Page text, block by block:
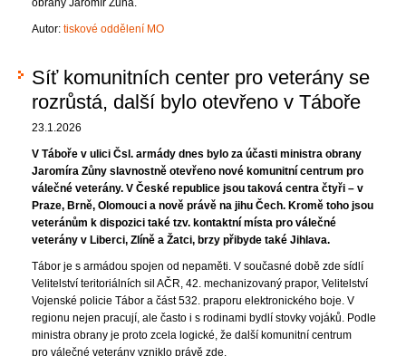
obrany Jaromír Zůna.
Autor: tiskové oddělení MO
Síť komunitních center pro veterány se
rozrůstá, další bylo otevřeno v Táboře
23.1.2026
V Táboře v ulici Čsl. armády dnes bylo za účasti ministra obrany
Jaromíra Zůny slavnostně otevřeno nové komunitní centrum pro
válečné veterány. V České republice jsou taková centra čtyři – v
Praze, Brně, Olomouci a nově právě na jihu Čech. Kromě toho jsou
veteránům k dispozici také tzv. kontaktní místa pro válečné
veterány v Liberci, Zlíně a Žatci, brzy přibyde také Jihlava.
Tábor je s armádou spojen od nepaměti. V současné době zde sídlí
Velitelství teritoriálních sil AČR, 42. mechanizovaný prapor, Velitelství
Vojenské policie Tábor a část 532. praporu elektronického boje. V
regionu nejen pracují, ale často i s rodinami bydlí stovky vojáků. Podle
ministra obrany je proto zcela logické, že další komunitní centrum
pro válečné veterány vzniklo právě zde.